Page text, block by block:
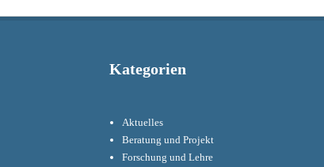
Kategorien
Aktuelles
Beratung und Projekt
Forschung und Lehre